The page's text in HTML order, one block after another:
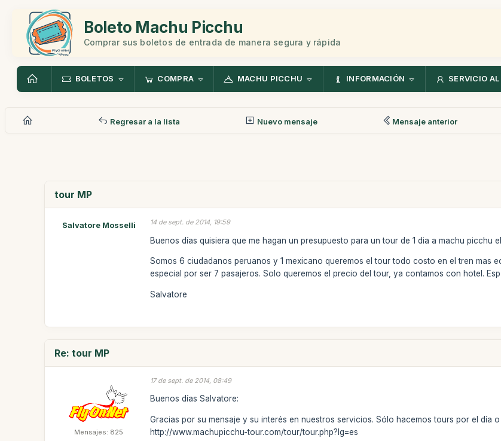
Boleto Machu Picchu
Comprar sus boletos de entrada de manera segura y rápida
BOLETOS COMPRA MACHU PICCHU INFORMACIÓN SERVICIO
Regresar a la lista Nuevo mensaje Mensaje anterior
tour MP
Salvatore Mosselli 14 de sept. de 2014, 19:59
Buenos días quisiera que me hagan un presupuesto para un tour de 1 dia a machu picchu
Somos 6 ciudadanos peruanos y 1 mexicano queremos el tour todo costo en el tren mas
especial por ser 7 pasajeros. Solo queremos el precio del tour, ya contamos con hotel.
Salvatore
Re: tour MP
Mensajes: 825
17 de sept. de 2014, 08:49
Buenos días Salvatore:
Gracias por su mensaje y su interés en nuestros servicios. Sólo hacemos tours por el día
http://www.machupicchu-tour.com/tour/tour.php?lg=es